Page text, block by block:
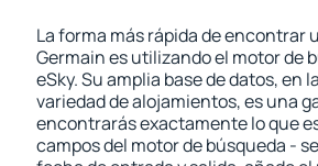
La forma más rápida de
Germain es utilizando el motor de
eSky. Su amplia base de datos, en
variedad de alojamientos, es una
encontrarás exactamente lo que
campos del motor de búsqueda -